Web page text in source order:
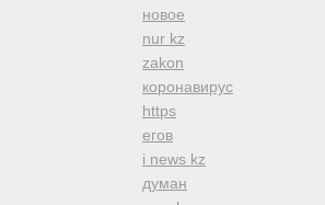
новое
nur kz
zakon
коронавирус
https
егов
i news kz
думан